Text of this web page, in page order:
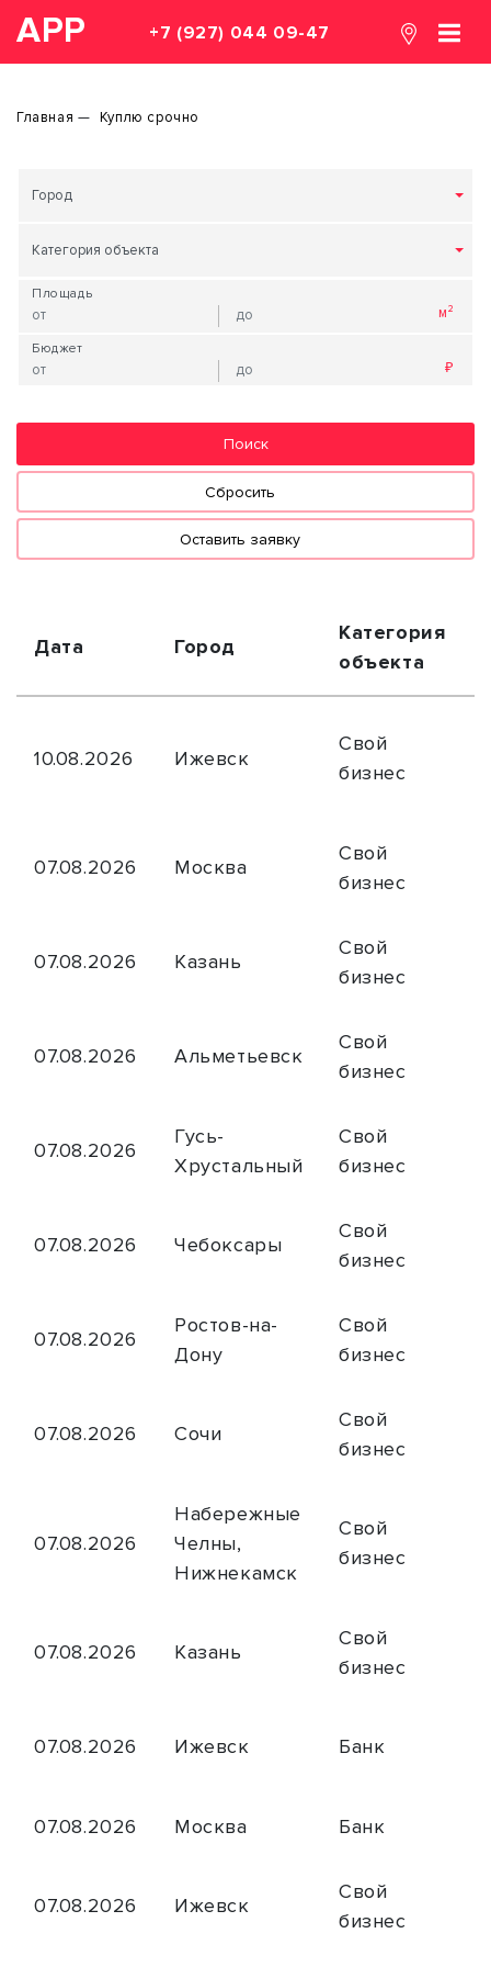
АРР +7 (927) 044 09-47
Главная Куплю срочно
Город
Категория объекта
Площадь
Бюджет
Поиск
Сбросить
Оставить заявку
Дата Город
Категория
объекта
10.08.2026 Ижевск
Свой
бизнес
07.08.2026 Москва
Свой
бизнес
07.08.2026 Казань
Свой
бизнес
07.08.2026 Альметьевск
Свой
бизнес
07.08.2026
Гусь-
Хрустальный
Свой
бизнес
07.08.2026 Чебоксары
Свой
бизнес
07.08.2026
Ростов-на-
Дону
Свой
бизнес
07.08.2026 Сочи
Свой
бизнес
07.08.2026
Набережные
Челны,
Нижнекамск
Свой
бизнес
07.08.2026 Казань
Свой
бизнес
07.08.2026 Ижевск Банк
07.08.2026 Москва Банк
07.08.2026 Ижевск
Свой
бизнес